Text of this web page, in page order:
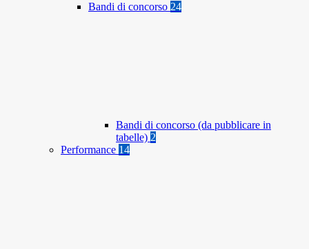
Bandi di concorso 24
Bandi di concorso (da pubblicare in
tabelle) 2
Performance 14